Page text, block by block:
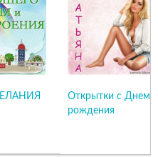
Открытки с Днем
рождения